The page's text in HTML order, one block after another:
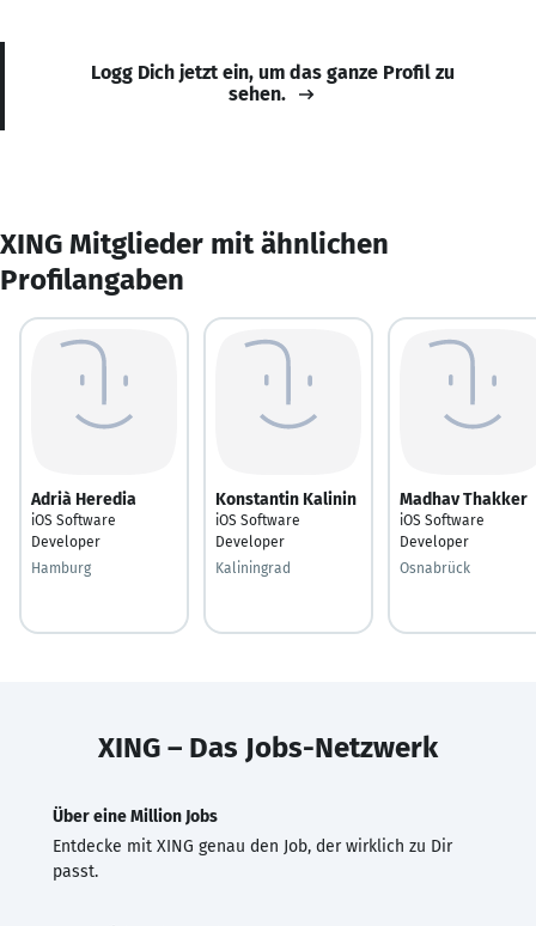
Logg Dich jetzt ein, um das ganze Profil zu
sehen.
XING Mitglieder mit ähnlichen
Profilangaben
Adrià Heredia
iOS Software
Developer
Hamburg
Konstantin Kalinin
iOS Software
Developer
Kaliningrad
Madhav Thakker
iOS Software
Developer
Osnabrück
XING – Das Jobs-Netzwerk
Über eine Million Jobs
Entdecke mit XING genau den Job, der wirklich zu Dir
passt.